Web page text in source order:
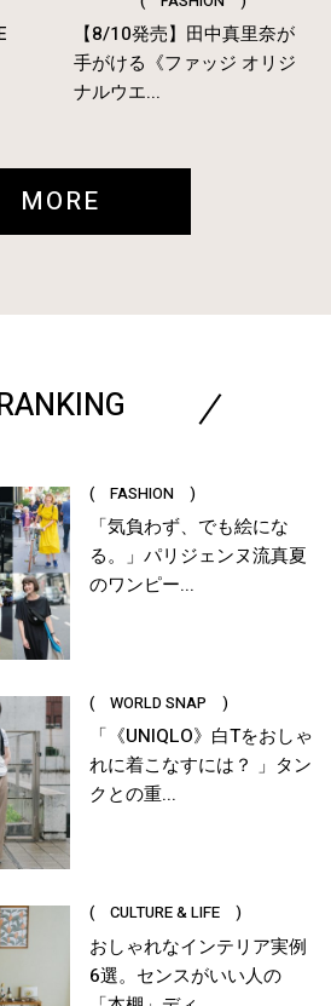
【8/10発売】田中真里奈が
手がける《ファッジ オリジ
ナルウエ...
MORE
( FASHION )
「気負わず、でも絵にな
る。」パリジェンヌ流真夏
のワンピー...
( WORLD SNAP )
「《UNIQLO》白Tをおしゃ
れに着こなすには？ 」タン
クとの重...
( CULTURE & LIFE )
おしゃれなインテリア実例
6選。センスがいい人の